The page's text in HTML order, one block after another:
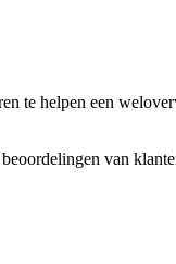
te helpen een
van